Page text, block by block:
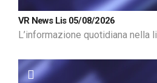
VR News Lis 05/08/2026
L’informazione quotidiana nella